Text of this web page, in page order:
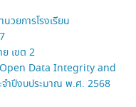
ยการโรงเรียน
เขต 2
Data Integrity and
ำปีงบประมาณ พ.ศ. 2568